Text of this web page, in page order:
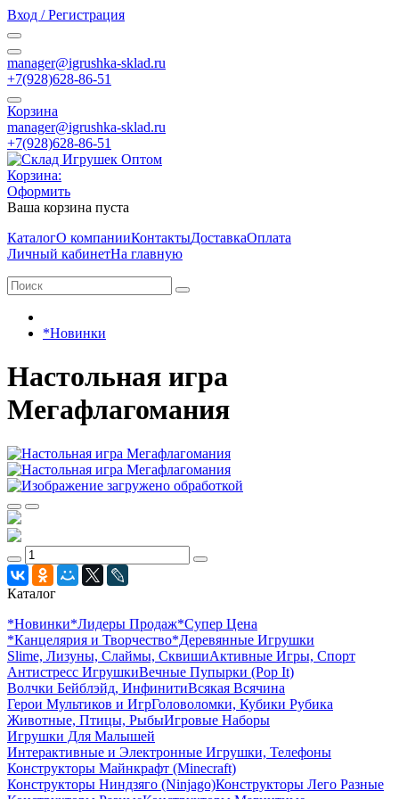
Вход / Регистрация
manager@igrushka-sklad.ru
+7(928)628-86-51
Корзина
manager@igrushka-sklad.ru
+7(928)628-86-51
Корзина:
Оформить
Ваша корзина пуста
КаталогО компанииКонтактыДоставкаОплата
Личный кабинетНа главную
*Новинки
Настольная игра
Мегафлагомания
Каталог
*Новинки*Лидеры Продаж*Супер Цена
*Канцелярия и Творчество*Деревянные Игрушки
Slime, Лизуны, Слаймы, СквишиАктивные Игры, Спорт
Антистресс ИгрушкиВечные Пупырки (Pop It)
Волчки Бейблэйд, ИнфинитиВсякая Всячина
Герои Мультиков и ИгрГоловоломки, Кубики Рубика
Животные, Птицы, РыбыИгровые Наборы
Игрушки Для Малышей
Интерактивные и Электронные Игрушки, Телефоны
Конструкторы Майнкрафт (Minecraft)
Конструкторы Ниндзяго (Ninjago)Конструкторы Лего Разные